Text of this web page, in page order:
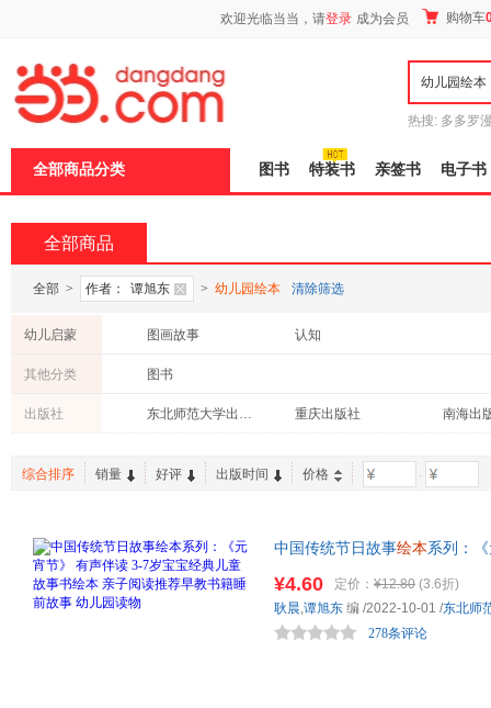
欢迎光临当当，请登录 成为会员 购物车
热搜: 多多罗
全部商品分类 图书 特装书 亲签书 电子书
全部商品
全部 > 作者： 谭旭东 > 幼儿园绘本 清除筛选
幼儿启蒙 图画故事 认知
其他分类 图书
出版社 东北师范大学出版社 重庆出版社 南海出
综合排序 销量 好评 出版时间 价格 -
中国传统节日故事绘本系列：
¥4.60 定价： ¥12.80 (3.6折)
278条评论
耿晨,谭旭东 编 /2022-10-01 /东北师
页
加